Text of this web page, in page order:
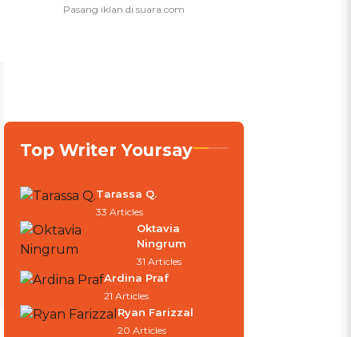
Top Writer Yoursay
Tarassa Q.
33 Articles
Oktavia
Ningrum
31 Articles
Ardina Praf
21 Articles
Ryan Farizzal
20 Articles